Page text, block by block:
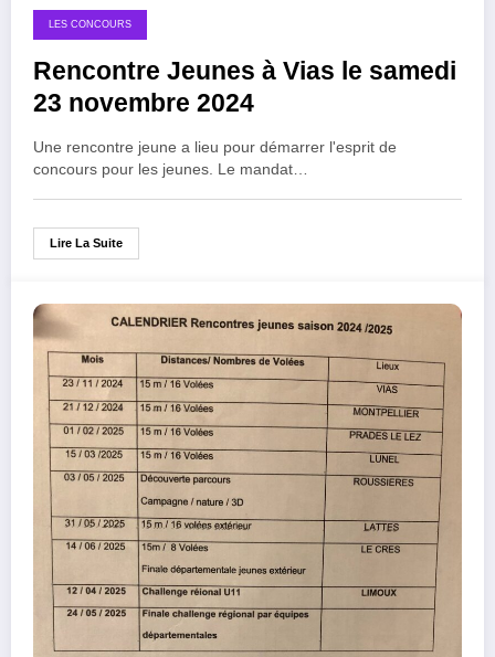
LES CONCOURS
Rencontre Jeunes à Vias le samedi
23 novembre 2024
Une rencontre jeune a lieu pour démarrer l'esprit de
concours pour les jeunes. Le mandat…
Lire La Suite